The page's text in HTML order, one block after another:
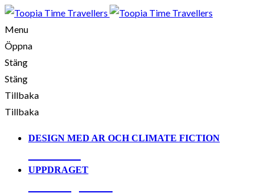
Menu
Öppna
Stäng
Stäng
Tillbaka
Tillbaka
DESIGN MED AR OCH CLIMATE FICTION
UPPDRAGET